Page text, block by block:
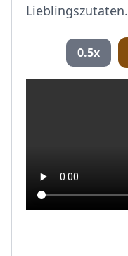
Lieblingszutaten.
0.5x